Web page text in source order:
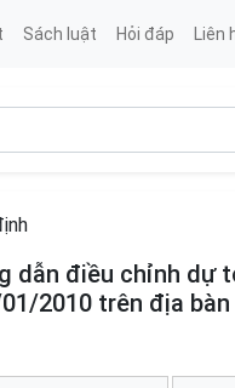
Sách luật Hỏi đáp Liên
dẫn điều chỉnh dự
2010 trên địa bàn